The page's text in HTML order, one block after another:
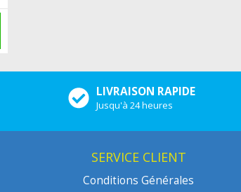
LIVRAISON RAPIDE
Jusqu'à 24 heures
SERVICE CLIENT
Conditions Générales